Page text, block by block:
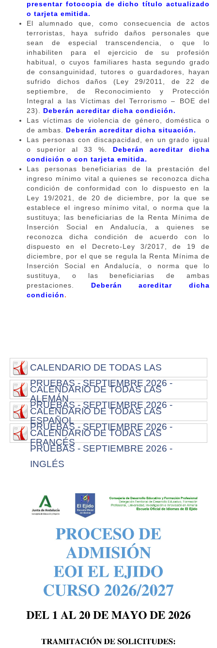
presentar fotocopia de dicho título actualizado
o tarjeta emitida.
El alumnado que, como consecuencia de actos
terroristas, haya sufrido daños personales que
sean de especial transcendencia, o que lo
inhabiliten para el ejercicio de su profesión
habitual, o cuyos familiares hasta segundo grado
de consanguinidad, tutores o guardadores, hayan
sufrido dichos daños (Ley 29/2011, de 22 de
septiembre, de Reconocimiento y Protección
Integral a las Víctimas del Terrorismo – BOE del
23). Deberán acreditar dicha condición.
Las víctimas de violencia de género, doméstica o
de ambas. Deberán acreditar dicha situación.
Las personas con discapacidad, en un grado igual
o superior al 33 %. Deberán acreditar dicha
condición o con tarjeta emitida.
Las personas beneficiarias de la prestación del
ingreso mínimo vital a quienes se reconozca dicha
condición de conformidad con lo dispuesto en la
Ley 19/2021, de 20 de diciembre, por la que se
establece el ingreso mínimo vital, o norma que la
sustituya; las beneficiarias de la Renta Mínima de
Inserción Social en Andalucía, a quienes se
reconozca dicha condición de acuerdo con lo
dispuesto en el Decreto-Ley 3/2017, de 19 de
diciembre, por el que se regula la Renta Mínima de
Inserción Social en Andalucía, o norma que lo
sustituya, o las beneficiarias de ambas
prestaciones. Deberán acreditar dicha
condición.
CALENDARIO DE TODAS LAS
PRUEBAS - SEPTIEMBRE 2026 -
ALEMÁN
CALENDARIO DE TODAS LAS
PRUEBAS - SEPTIEMBRE 2026 -
ESPAÑOL
CALENDARIO DE TODAS LAS
PRUEBAS - SEPTIEMBRE 2026 -
FRANCÉS
CALENDARIO DE TODAS LAS
PRUEBAS - SEPTIEMBRE 2026 -
INGLÉS